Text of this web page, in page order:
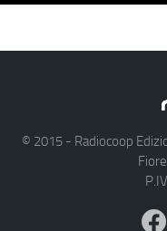
© 2015 - Radiocoop